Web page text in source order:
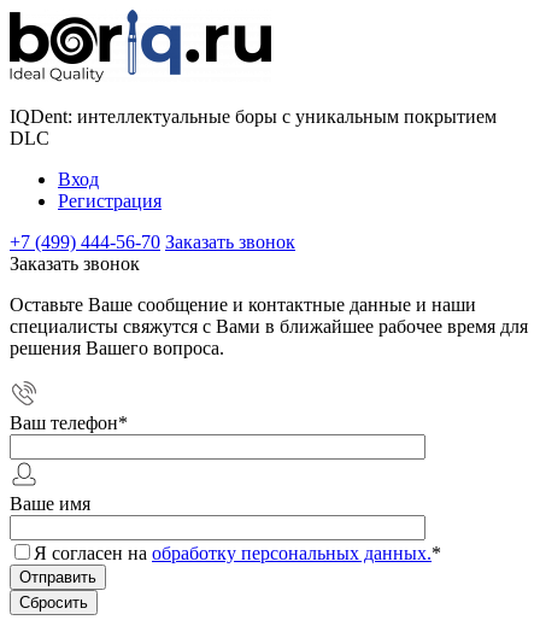
IQDent: интеллектуальные боры с уникальным покрытием
DLC
Вход
Регистрация
+7 (499) 444-56-70 Заказать звонок
Заказать звонок
Оставьте Ваше сообщение и контактные данные и наши
специалисты свяжутся с Вами в ближайшее рабочее время для
решения Вашего вопроса.
Ваш телефон*
Ваше имя
Я согласен на обработку персональных данных.*